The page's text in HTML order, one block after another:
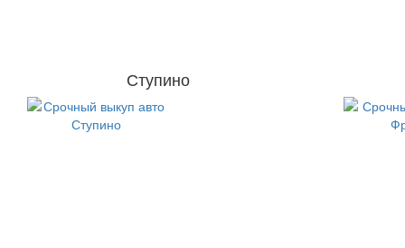
Ступино